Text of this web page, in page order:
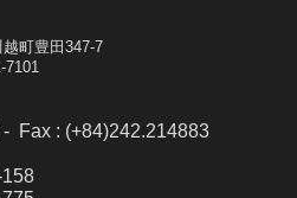
町豊田347-7
7101
- Fax : (+84)242.214883